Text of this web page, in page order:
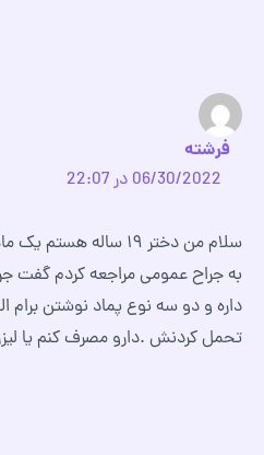
فرشته
06/30/2022 در 22:07
سلام من دختر ۱۹
به جراح عمومی مراجعه کردم گفت
داره و دو سه نوع پماد نوشتن برام
تحمل کردنش .دارو مصرف کنم یا